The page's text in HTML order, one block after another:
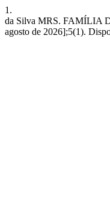
1.
da Silva MRS. FAMÍLIA
agosto de 2026];5(1).